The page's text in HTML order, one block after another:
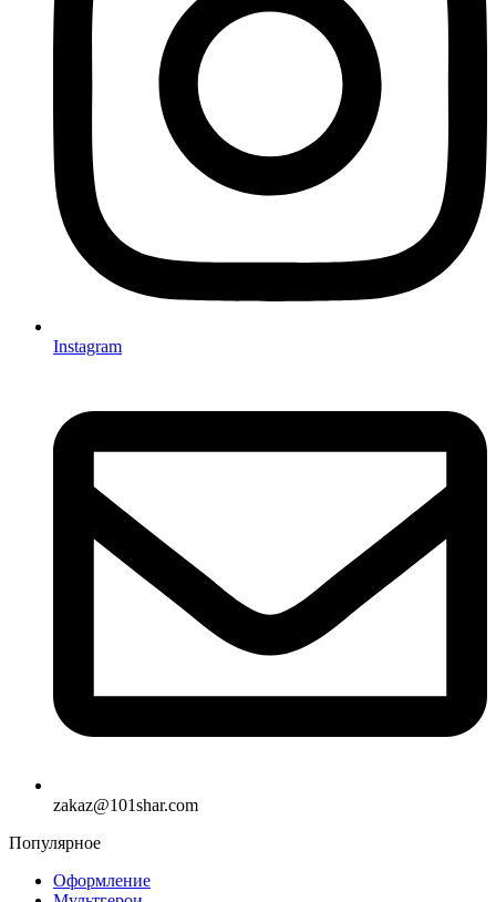
Instagram
zakaz@101shar.com
Популярное
Оформление